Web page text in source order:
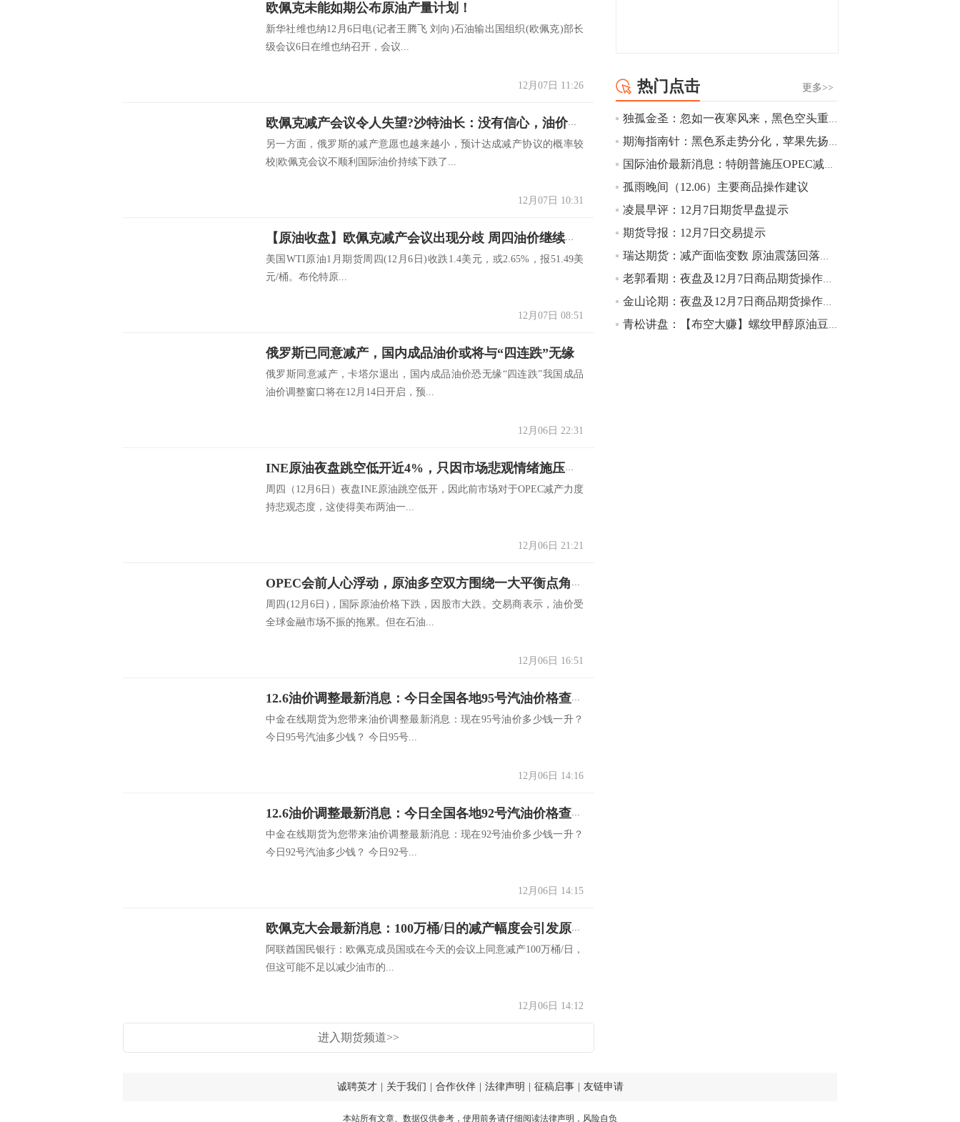
欧佩克未能如期公布原油产量计划！
新华社维也纳12月6日电(记者王腾飞 刘向)石油输出国组织(欧佩克)部长
级会议6日在维也纳召开，会议...
12月07日 11:26
欧佩克减产会议令人失望?沙特油长：没有信心，油价重回跌势
另一方面，俄罗斯的减产意愿也越来越小，预计达成减产协议的概率较
校|欧佩克会议不顺利国际油价持续下跌了...
12月07日 10:31
【原油收盘】欧佩克减产会议出现分歧 周四油价继续下跌
美国WTI原油1月期货周四(12月6日)收跌1.4美元，或2.65%，报51.49美
元/桶。布伦特原...
12月07日 08:51
俄罗斯已同意减产，国内成品油价或将与“四连跌”无缘
俄罗斯同意减产，卡塔尔退出，国内成品油价恐无缘“四连跌”我国成品
油价调整窗口将在12月14日开启，预...
12月06日 22:31
INE原油夜盘跳空低开近4%，只因市场悲观情绪施压油价
周四（12月6日）夜盘INE原油跳空低开，因此前市场对于OPEC减产力度
持悲观态度，这使得美布两油一...
12月06日 21:21
OPEC会前人心浮动，原油多空双方围绕一大平衡点角力
周四(12月6日)，国际原油价格下跌，因股市大跌。交易商表示，油价受
全球金融市场不振的拖累。但在石油...
12月06日 16:51
12.6油价调整最新消息：今日全国各地95号汽油价格查询一览
中金在线期货为您带来油价调整最新消息：现在95号油价多少钱一升？
今日95号汽油多少钱？ 今日95号...
12月06日 14:16
12.6油价调整最新消息：今日全国各地92号汽油价格查询一览
中金在线期货为您带来油价调整最新消息：现在92号油价多少钱一升？
今日92号汽油多少钱？ 今日92号...
12月06日 14:15
欧佩克大会最新消息：100万桶/日的减产幅度会引发原油的进一步抛售
阿联酋国民银行：欧佩克成员国或在今天的会议上同意减产100万桶/日，
但这可能不足以减少油市的...
12月06日 14:12
进入期货频道>>
幅扩大至4.4%。
10:43
【行情】芝加哥11月大豆期货跌0.4%，12
月玉米期货跌1%。
10:43
【行情】油脂油料期货表现抢眼，豆二期
2.5%，棕榈油涨近2%，菜粕涨1.54%。
10:17
【研报精选】国内期货机构对8月5日的原
油期货走势预测
更多>>
热门点击
独孤金圣：忽如一夜寒风来，黑色空头重燃希望
期海指南针：黑色系走势分化，苹果先扬后抑，可以放肆做空
国际油价最新消息：特朗普施压OPEC减产存疑虑 油价扩大跌幅下破52关口！
孤雨晚间（12.06）主要商品操作建议
凌晨早评：12月7日期货早盘提示
期货导报：12月7日交易提示
瑞达期货：减产面临变数 原油震荡回落
老郭看期：夜盘及12月7日商品期货操作分析
金山论期：夜盘及12月7日商品期货操作策略
青松讲盘：【布空大赚】螺纹甲醇原油豆粕焦炭等12月7日操作建议
诚聘英才 关于我们 合作伙伴 法律声明 征稿启事 友链申请
本站所有文章、数据仅供参考，使用前务请仔细阅读法律声明 ，风险自负